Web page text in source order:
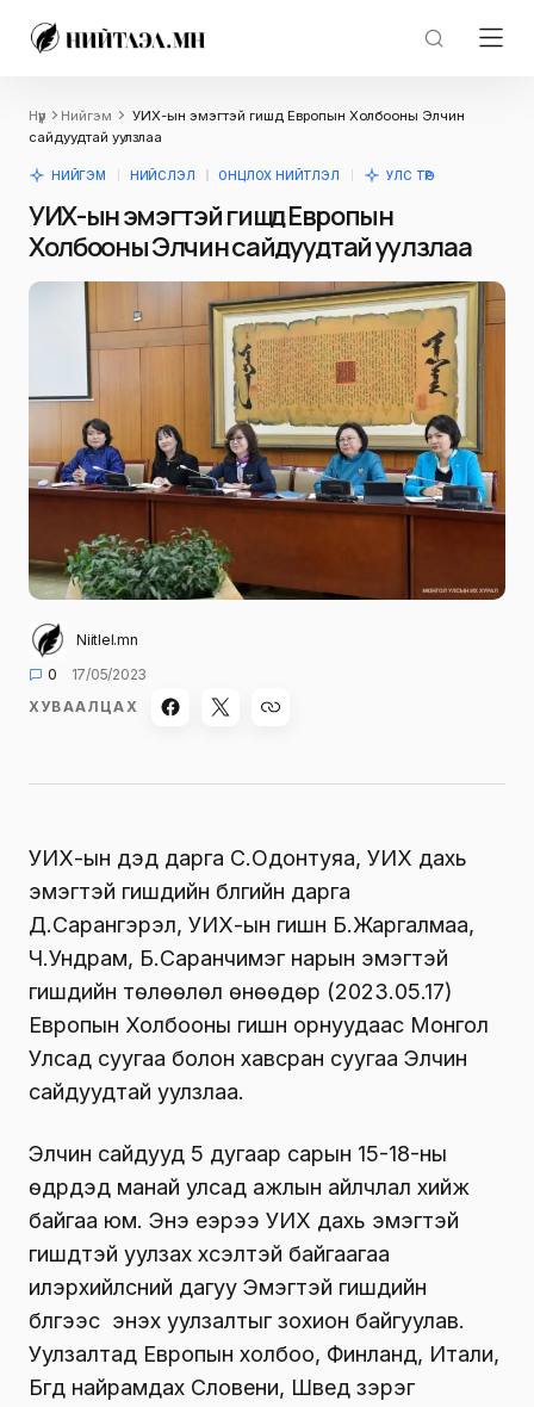
Нүүр Нийгэм
УИХ-ын эмэгтэй гишүүд Европын Холбооны Элчин
сайдуудтай уулзлаа
НИЙГЭМ НИЙСЛЭЛ ОНЦЛОХ НИЙТЛЭЛ УЛС ТӨР
УИХ-ын эмэгтэй гишүүд Европын
Холбооны Элчин сайдуудтай уулзлаа
Niitlel.mn
0
17/05/2023
ХУВААЛЦАХ
УИХ-ын дэд дарга С.Одонтуяа, УИХ дахь
эмэгтэй гишүүдийн бүлгийн дарга
Д.Сарангэрэл, УИХ-ын гишүүн Б.Жаргалмаа,
Ч.Ундрам, Б.Саранчимэг нарын эмэгтэй
гишүүдийн төлөөлөл өнөөдөр (2023.05.17)
Европын Холбооны гишүүн орнуудаас Монгол
Улсад суугаа болон хавсран суугаа Элчин
сайдуудтай уулзлаа.
Элчин сайдууд 5 дугаар сарын 15-18-ны
өдрүүдэд манай улсад ажлын айлчлал хийж
байгаа юм. Энэ үеэрээ УИХ дахь эмэгтэй
гишүүдтэй уулзах хүсэлтэй байгаагаа
илэрхийлсний дагуу Эмэгтэй гишүүдийн
бүлгээс энэхүү уулзалтыг зохион байгуулав.
Уулзалтад Европын холбоо, Финланд, Итали,
Бүгд найрамдах Словени, Швед зэрэг